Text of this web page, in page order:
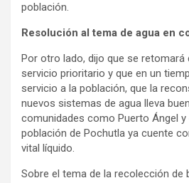
población.
Resolución al tema de agua en
Por otro lado, dijo que se retomará
servicio prioritario y que en un
servicio a la población, que la
nuevos sistemas de agua lleva
comunidades como Puerto Ángel
población de Pochutla ya cuente
vital líquido.
Sobre el tema de la recolección de